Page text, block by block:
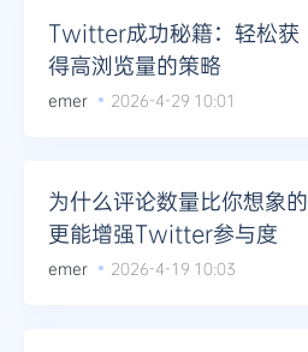
Twitter成功秘籍：轻松获
得高浏览量的策略
emer 2026-4-29 10:01
为什么评论数量比你想象的
更能增强Twitter参与度
emer 2026-4-19 10:03